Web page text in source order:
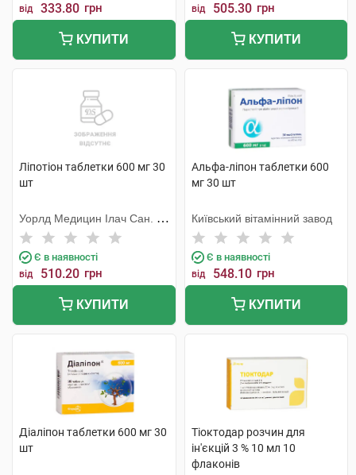
від 333.80 грн
КУПИТИ
від 505.30 грн
КУПИТИ
Ліпотіон таблетки 600 мг 30
шт
Уорлд Медицин Ілач Сан. Ве
Тідж
Є в наявності
від 510.20 грн
КУПИТИ
Альфа-ліпон таблетки 600
мг 30 шт
Київський вітамінний завод
Є в наявності
від 548.10 грн
КУПИТИ
Діаліпон таблетки 600 мг 30
шт
Тіоктодар розчин для
ін'єкцій 3 % 10 мл 10
флаконів